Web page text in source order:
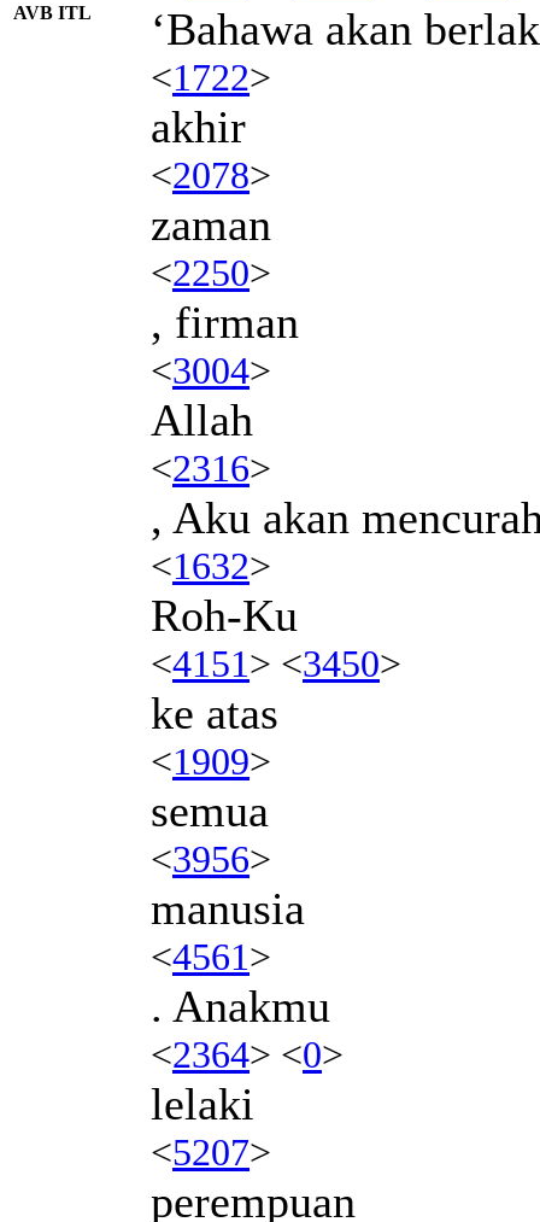
AVB ITL ‘Bahawa akan
<1722>
akhir
<2078>
zaman
<2250>
, firman
<3004>
Allah
<2316>
, Aku akan
<1632>
Roh-Ku
<4151> <3450>
ke atas
<1909>
semua
<3956>
manusia
<4561>
. Anakmu
<2364> <0>
lelaki
<5207>
perempuan